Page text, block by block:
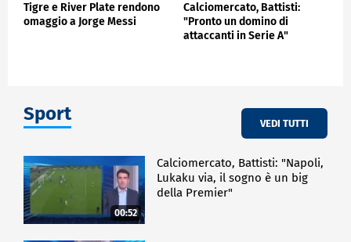
Tigre e River Plate rendono
omaggio a Jorge Messi
Calciomercato, Battisti:
"Pronto un domino di
attaccanti in Serie A"
Sport VEDI TUTTI
00:52
Calciomercato, Battisti: "Napoli,
Lukaku via, il sogno è un big
della Premier"